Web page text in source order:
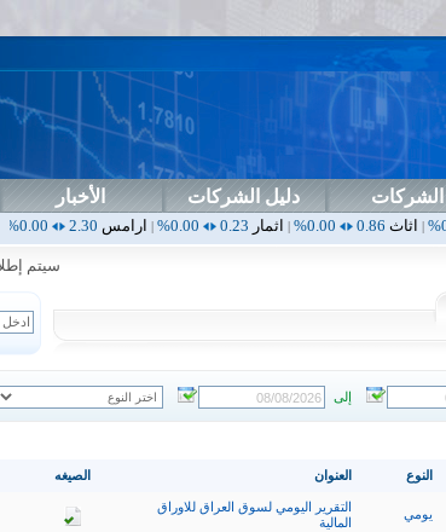
الشركات دليل الشركات الأخبار
0.00%
|اثمار0.23
|ارامس2.30
0.00%
|اربيل0.00
سيتم إطلاق
إلى
الصيغه العنوان النوع
التقرير اليومي لسوق العراق للاوراق
المالية
يومي